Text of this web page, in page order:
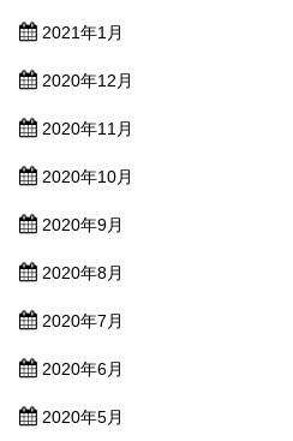
2021年1月
2020年12月
2020年11月
2020年10月
2020年9月
2020年8月
2020年7月
2020年6月
2020年5月